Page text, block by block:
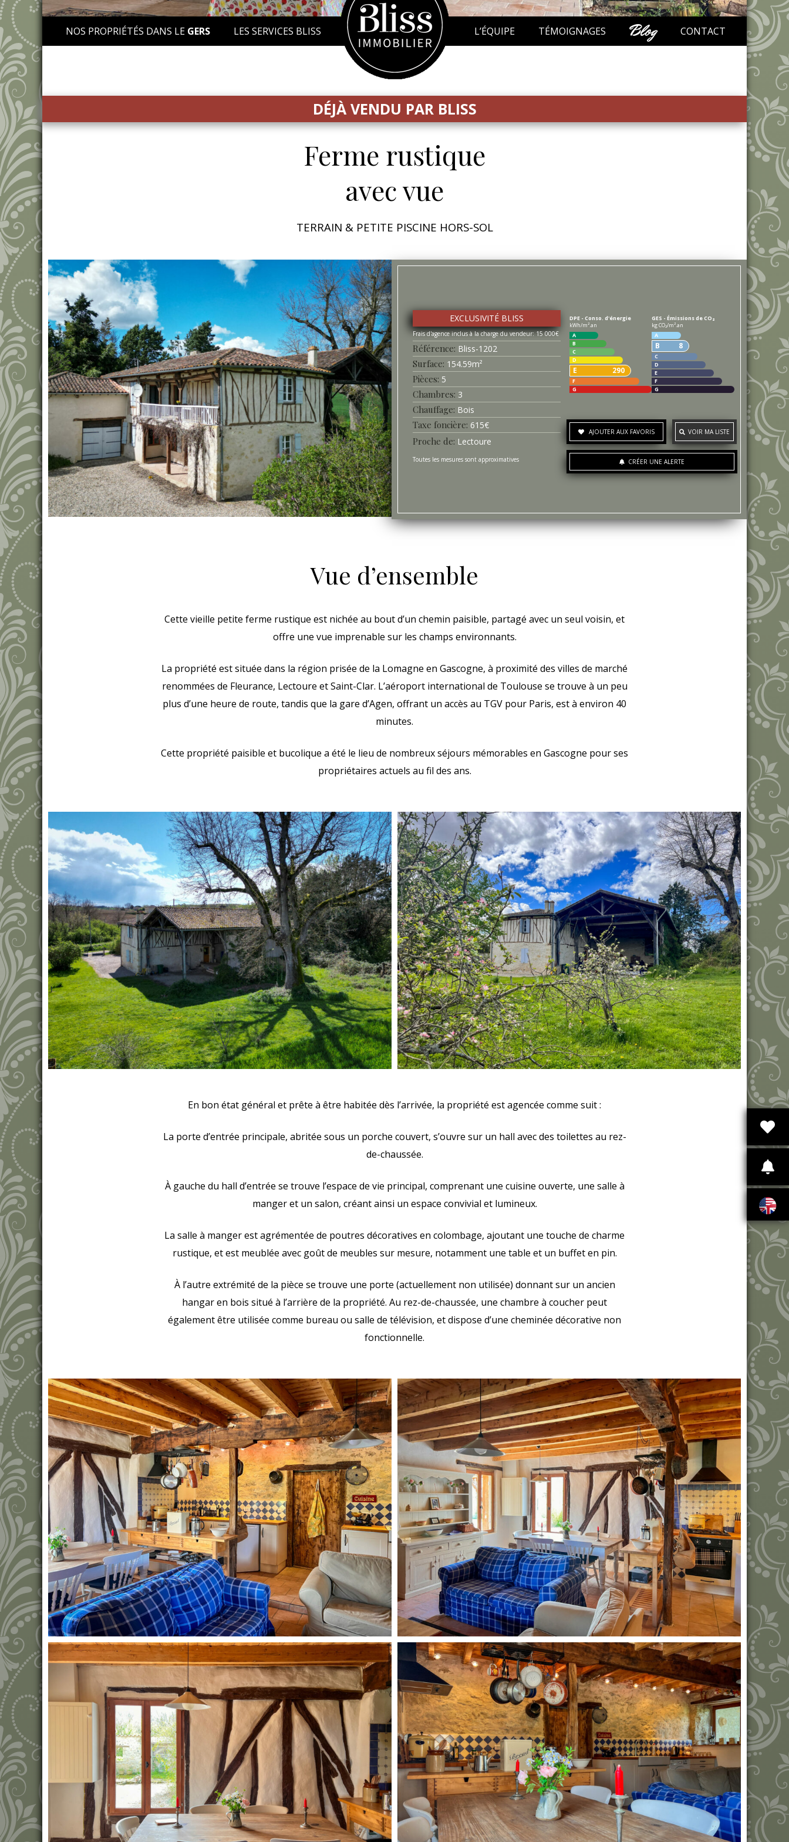
NOS PROPRIÉTÉS DANS LE GERS LES SERVICES BLISS L’ÉQUIPE TÉMOIGNAGES Blog CONTACT
DÉJÀ VENDU PAR BLISS
Ferme rustique
avec vue
TERRAIN & PETITE PISCINE HORS-SOL
EXCLUSIVITÉ BLISS
15 000€
Référence Bliss-1202
Surface 154.59m²
Pièces 5
Chambres 3
Chauffage Bois
Taxe foncière 615€
Proche de Lectoure
Toutes les mesures sont approximatives
DPE - Conso. d'énergie
kWh/m².an
A
B
C
D
E 290
F
G
GES - Émissions de CO₂
kg CO₂/m².an
A
B 8
C
D
E
F
G
AJOUTER AUX FAVORIS VOIR MA LISTE
CRÉER UNE ALERTE
Vue d’ensemble
Cette vieille petite ferme rustique est nichée au bout d’un chemin paisible, partagé avec un seul voisin, et
offre une vue imprenable sur les champs environnants.
La propriété est située dans la région prisée de la Lomagne en Gascogne, à proximité des villes de marché
renommées de Fleurance, Lectoure et Saint-Clar. L’aéroport international de Toulouse se trouve à un peu
plus d’une heure de route, tandis que la gare d’Agen, offrant un accès au TGV pour Paris, est à environ 40
minutes.
Cette propriété paisible et bucolique a été le lieu de nombreux séjours mémorables en Gascogne pour ses
propriétaires actuels au fil des ans.
En bon état général et prête à être habitée dès l’arrivée, la propriété est agencée comme suit :
La porte d’entrée principale, abritée sous un porche couvert, s’ouvre sur un hall avec des toilettes au rez-
de-chaussée.
À gauche du hall d’entrée se trouve l’espace de vie principal, comprenant une cuisine ouverte, une salle à
manger et un salon, créant ainsi un espace convivial et lumineux.
La salle à manger est agrémentée de poutres décoratives en colombage, ajoutant une touche de charme
rustique, et est meublée avec goût de meubles sur mesure, notamment une table et un buffet en pin.
À l’autre extrémité de la pièce se trouve une porte (actuellement non utilisée) donnant sur un ancien
hangar en bois situé à l’arrière de la propriété. Au rez-de-chaussée, une chambre à coucher peut
également être utilisée comme bureau ou salle de télévision, et dispose d’une cheminée décorative non
fonctionnelle.